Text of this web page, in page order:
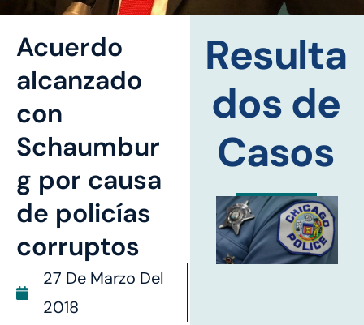
Acuerdo
alcanzado
con
Schaumbur
g por causa
de policías
corruptos
27 De Marzo Del
2018
Resulta
dos de
Casos